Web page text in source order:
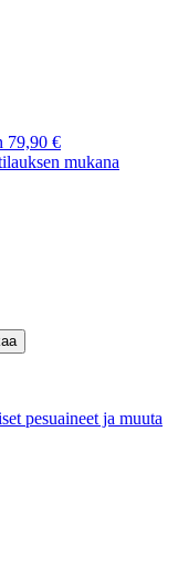
79,90 €
mukana
pesuaineet ja muuta